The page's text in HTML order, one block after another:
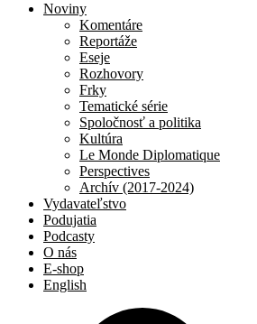
Noviny
Komentáre
Reportáže
Eseje
Rozhovory
Frky
Tematické série
Spoločnosť a politika
Kultúra
Le Monde Diplomatique
Perspectives
Archív (2017-2024)
Vydavateľstvo
Podujatia
Podcasty
O nás
E-shop
English